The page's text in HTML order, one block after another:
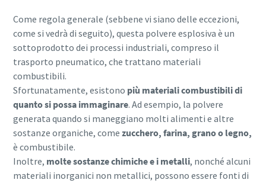
Come regola generale (sebbene vi siano delle eccezioni,
come si vedrà di seguito), questa polvere esplosiva è un
sottoprodotto dei processi industriali, compreso il
trasporto pneumatico, che trattano materiali
combustibili.
Sfortunatamente, esistono più materiali combustibili di
quanto si possa immaginare. Ad esempio, la polvere
generata quando si maneggiano molti alimenti e altre
sostanze organiche, come zucchero, farina, grano o legno,
è combustibile.
Inoltre, molte sostanze chimiche e i metalli, nonché alcuni
materiali inorganici non metallici, possono essere fonti di